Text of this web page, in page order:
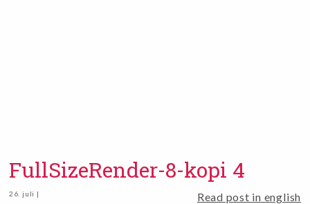
FullSizeRender-8-kopi 4
26. juli | Read post in english